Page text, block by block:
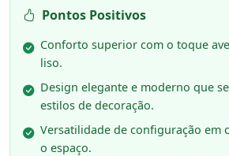
Pontos Positivos
Conforto superior com o toque
liso.
Design elegante e moderno que
estilos de decoração.
Versatilidade de configuração em
o espaço.